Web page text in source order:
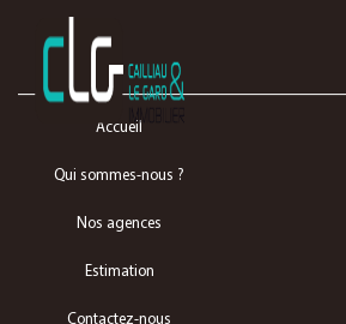
Accueil
Qui sommes-nous ?
Nos agences
Estimation
Contactez-nous